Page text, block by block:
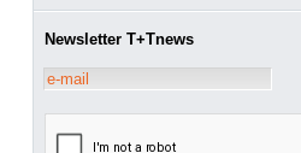
Newsletter T+Tnews